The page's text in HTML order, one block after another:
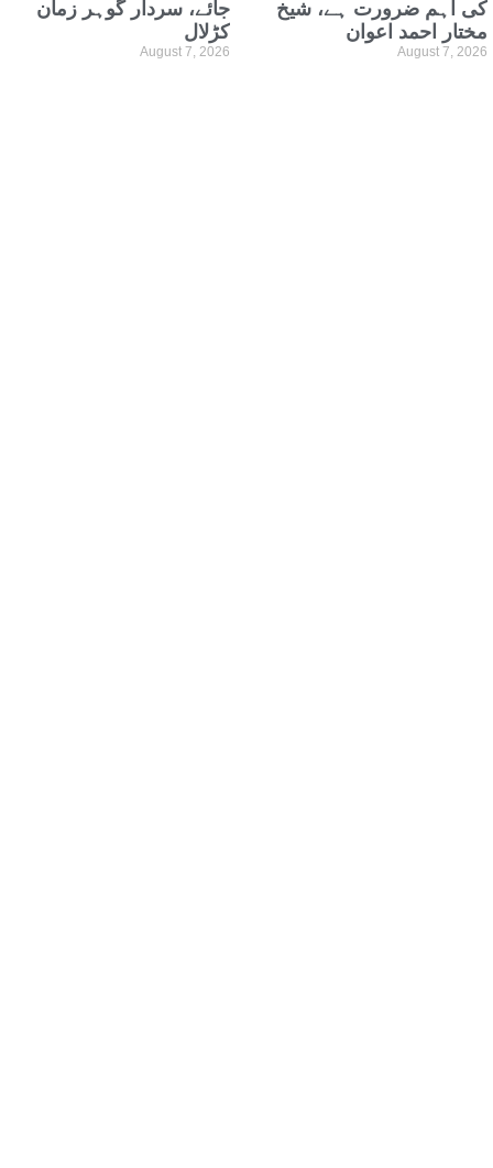
جائے، سردار گوہر زمان
کڑلال
August 7, 2026
کی اہم ضرورت ہے، شیخ
مختار احمد اعوان
August 7, 2026